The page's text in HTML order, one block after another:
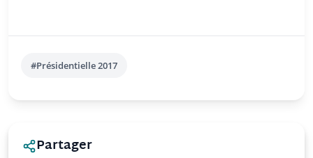
#Présidentielle 2017
Partager